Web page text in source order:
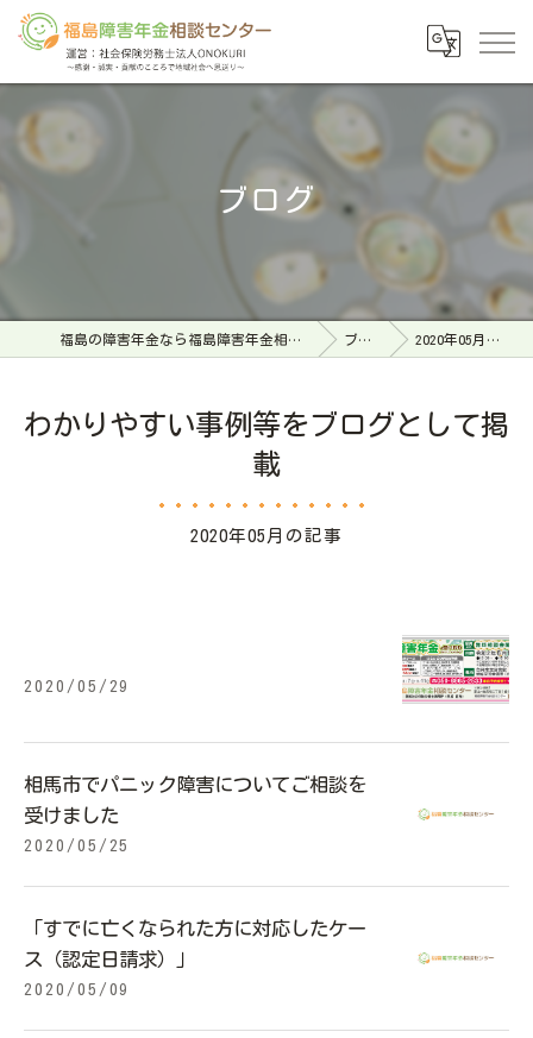
ブログ
福島の障害年金なら福島障害年金相談センター ブログ 2020年05月の記事
わかりやすい事例等をブログとして掲
載
2020年05月の記事
2020/05/29
相馬市でパニック障害についてご相談を
受けました
2020/05/25
「すでに亡くなられた方に対応したケー
ス（認定日請求）」
2020/05/09